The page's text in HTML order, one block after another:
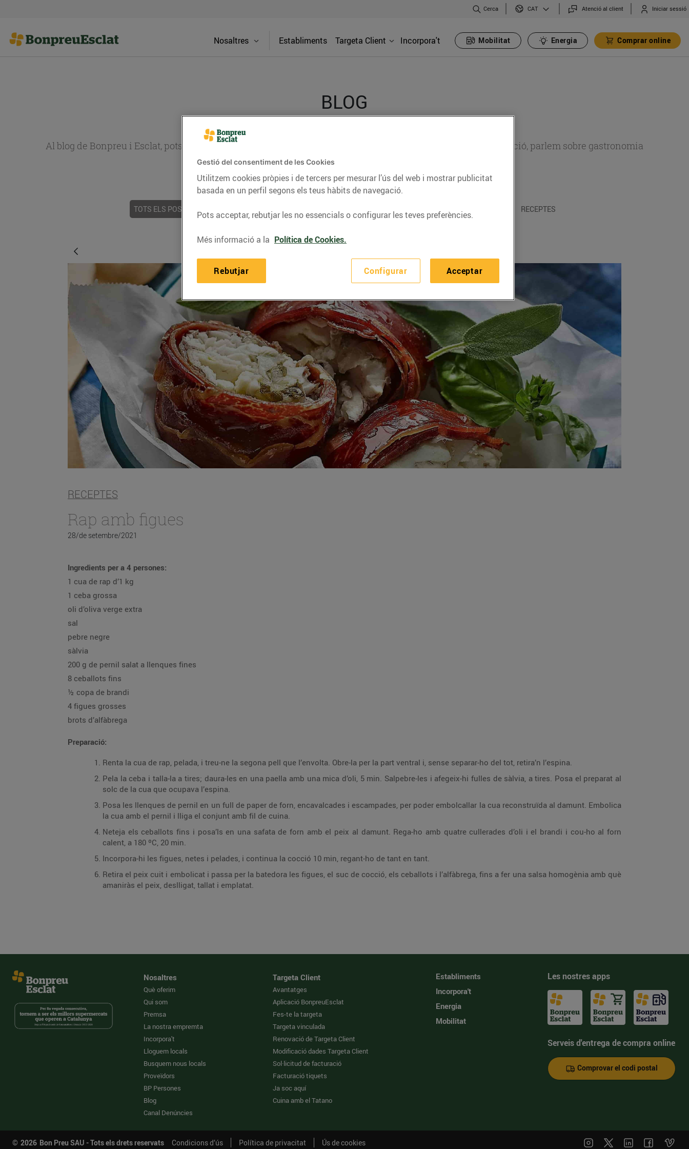
Cerca CAT Atenció al client Iniciar sessió
Nosaltres Establiments Targeta Client Incorpora't Mobilitat Energia Comprar online
BLOG
Al blog de Bonpreu i Esclat, pots trobar receptes, consells nutricionals, informació d’actualitat sobre alimentació, parlem sobre gastronomia
del nostre territori i molts altres temes.
TOTS ELS POSTS CONSELLS I HÀBITS SALUDABLES ENERGIA GASTRONOMIA I TRADICIONS RECEPTES
RECEPTES
Rap amb figues
28/de setembre/2021
Ingredients per a 4 persones:
1 cua de rap d’1 kg
1 ceba grossa
oli d’oliva verge extra
sal
pebre negre
sàlvia
200 g de pernil salat a llenques fines
8 ceballots fins
½ copa de brandi
4 figues grosses
brots d’alfàbrega
Preparació:
Renta la cua de rap, pelada, i treu-ne la segona pell que l’envolta. Obre-la per la part ventral i, sense separar-ho del tot, retira’n l’espina.
Pela la ceba i talla-la a tires; daura-les en una paella amb una mica d’oli, 5 min. Salpebre-les i afegeix-hi fulles de sàlvia, a tires. Posa el preparat al
solc de la cua que ocupava l’espina.
Posa les llenques de pernil en un full de paper de forn, encavalcades i escampades, per poder embolcallar la cua reconstruïda al damunt. Embolica
la cua amb el pernil i lliga el conjunt amb fil de cuina.
Neteja els ceballots fins i posa’ls en una safata de forn amb el peix al damunt. Rega-ho amb quatre cullerades d’oli i el brandi i cou-ho al forn
calent, a 180 ºC, 20 min.
Incorpora-hi les figues, netes i pelades, i continua la cocció 10 min, regant-ho de tant en tant.
Retira el peix cuit i embolicat i passa per la batedora les figues, el suc de cocció, els ceballots i l’alfàbrega, fins a fer una salsa homogènia amb què
amaniràs el peix, deslligat, tallat i emplatat.
Nosaltres
Què oferim
Qui som
Premsa
La nostra empremta
Incorpora't
Lloguem locals
Busquem nous locals
Proveïdors
BP Persones
Blog
Canal Denúncies
Targeta Client
Avantatges
Aplicació BonpreuEsclat
Fes-te la targeta
Targeta vinculada
Renovació de Targeta Client
Modificació dades Targeta Client
Sol·licitud de facturació
Facturació tiquets
Ja soc aquí
Cuina amb el Tatano
Establiments
Incorpora't
Energia
Mobilitat
Les nostres apps
Serveis d'entrega de compra online
Comprovar el codi postal
© 2026 Bon Preu SAU - Tots els drets reservats Condicions d’ús Política de privacitat Ús de cookies
Gestió del consentiment de les Cookies
Utilitzem cookies pròpies i de tercers per mesurar l’ús del web i mostrar publicitat
basada en un perfil segons els teus hàbits de navegació.
Pots acceptar, rebutjar les no essencials o configurar les teves preferències.
Més informació a la Política de Cookies.
Configurar
Rebutjar Acceptar